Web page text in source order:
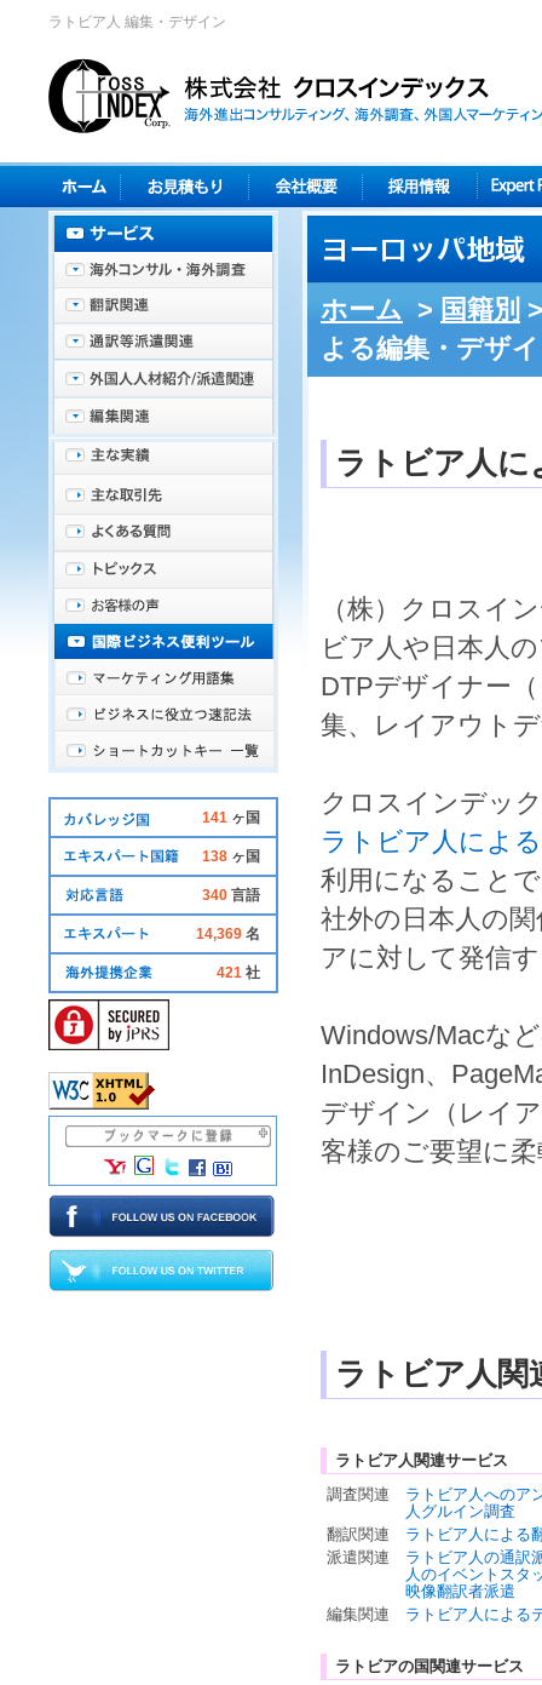
ラトビア人 編集・デザイン
ホーム > 国籍別
よる編集・デザ
ラトビア人に
（株）クロスイ
ビア人や 日本人
DTPデザイナー （
集、 レイアウト
クロスインデッ
ラトビア人によ
利用になること
社外の 日本人の
アに対して発信
Windows/Macな
InDesign、
デザイン
（ レイ
客様のご要望に
ラトビア人関
ラトビア人関連サービス
調査関連
ラトビア人へのア
人グルイン調査
翻訳関連
ラトビア人による
派遣関連
ラトビア人の通訳
人のイベントスタ
映像翻訳者派遣
編集関連
ラトビア人による
ラトビアの国関連サービス
141 ヶ国
138 ヶ国
340 言語
14,369 名
421 社